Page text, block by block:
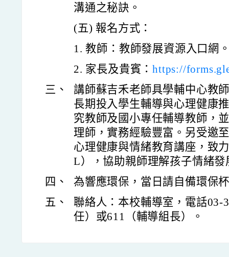
溝通之秘訣。
(五) 報名方式：
1. 教師：教師發展資源入口網
2. 家長及貴賓：https://
三、
講師蘇吉禾老師具學輔中心教
長期投入學生輔導與心理健康
究教師及國小專任輔導教師，
理師，實務經驗豐富。另受邀
心理健康與情緒教育講座，致
L），協助親師理解孩子情緒
四、
為響應環保，當日請自備環保
五、
聯絡人：本校輔導室，電話03-
任）或611（輔導組長）。